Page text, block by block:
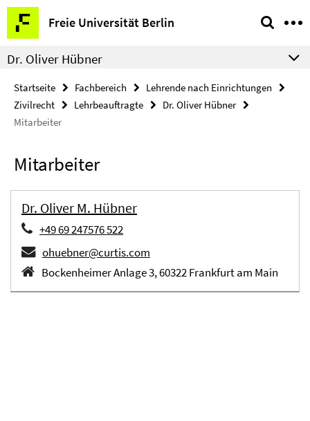
Springe
direkt
zu
Inhalt
Freie Universität Berlin
Service-
Navigation
Dr. Oliver Hübner
Startseite Fachbereich
Lehrende nach Einrichtungen
Zivilrecht
Lehrbeauftragte
Dr. Oliver Hübner
Mitarbeiter
Mitarbeiter
Dr. Oliver M. Hübner
+49 69 247576 522
ohuebner@curtis.com
Bockenheimer Anlage 3, 60322 Frankfurt am Main